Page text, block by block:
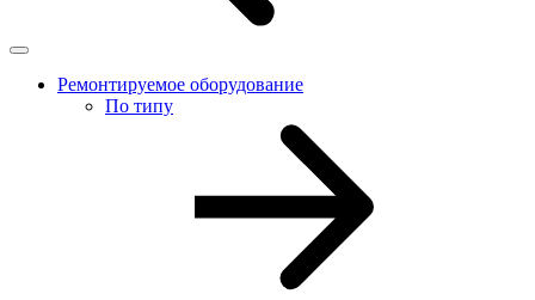
Ремонтируемое оборудование
По типу